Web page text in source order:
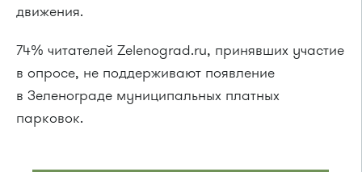
движения.
74% читателей Zelenograd.ru, принявших участие
в опросе, не поддерживают появление
в Зеленограде муниципальных платных
парковок.